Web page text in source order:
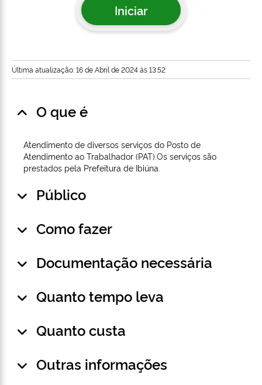
Iniciar
Última atualização: 16 de Abril de 2024 às 13:52
O que é
Atendimento de diversos serviços do Posto de
Atendimento ao Trabalhador (PAT).Os serviços são
prestados pela Prefeitura de Ibiúna.
Público
Como fazer
Documentação necessária
Quanto tempo leva
Quanto custa
Outras informações